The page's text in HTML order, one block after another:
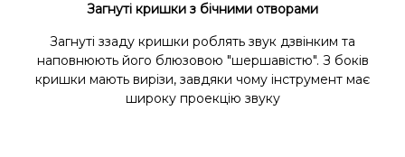
Загнуті кришки з бічними отворами
Загнуті ззаду кришки роблять звук дзвінким та
наповнюють його блюзовою "шершавістю". З боків
кришки мають вирізи, завдяки чому інструмент має
широку проекцію звуку